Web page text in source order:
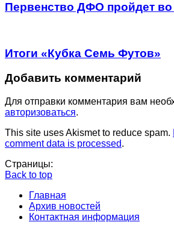
Первенство ДФО пройдет
Итоги «Кубка Семь Футов»
Добавить комментарий
Для отправки комментария вам
авторизоваться.
This site uses Akismet to reduce spam.
comment data is processed.
Страницы:
Back to top
Главная
Архив новостей
Контактная информация